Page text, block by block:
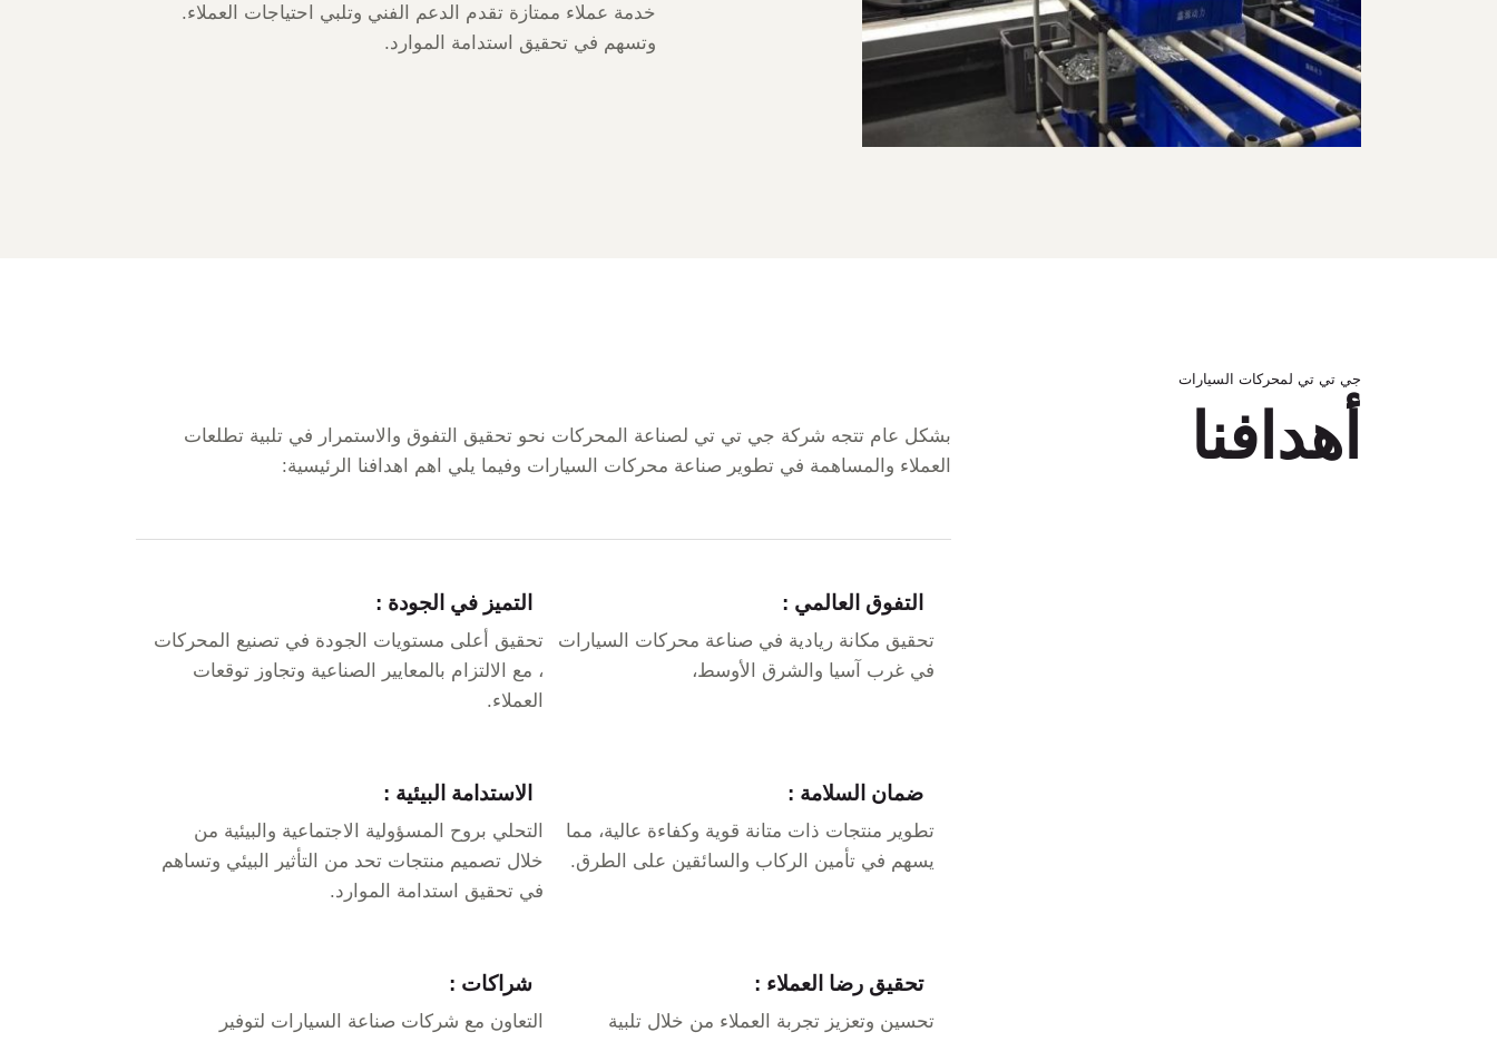
خدمة عملاء ممتازة تقدم الدعم الفني وتلبي احتياجات العملاء.
وتسهم في تحقيق استدامة الموارد.
جي تي تي لمحركات السيارات
أهدافنا
بشكل عام تتجه شركة جي تي تي لصناعة المحركات نحو تحقيق التفوق والاستمرار في تلبية تطلعات
العملاء والمساهمة في تطوير صناعة محركات السيارات وفيما يلي اهم اهدافنا الرئيسية:
التفوق العالمي :
تحقيق مكانة ريادية في صناعة محركات السيارات
في غرب آسيا والشرق الأوسط،
التميز في الجودة :
تحقيق أعلى مستويات الجودة في تصنيع المحركات
، مع الالتزام بالمعايير الصناعية وتجاوز توقعات
العملاء.
ضمان السلامة :
تطوير منتجات ذات متانة قوية وكفاءة عالية، مما
يسهم في تأمين الركاب والسائقين على الطرق.
الاستدامة البيئية :
التحلي بروح المسؤولية الاجتماعية والبيئية من
خلال تصميم منتجات تحد من التأثير البيئي وتساهم
في تحقيق استدامة الموارد.
تحقيق رضا العملاء :
تحسين وتعزيز تجربة العملاء من خلال تلبية
شراكات :
التعاون مع شركات صناعة السيارات لتوفير